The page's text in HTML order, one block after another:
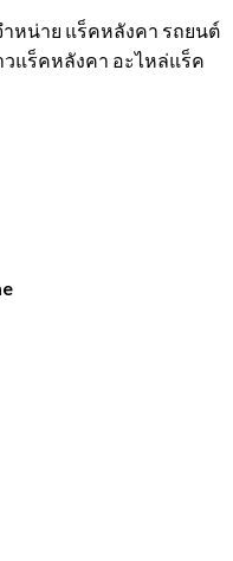
หน่าย แร็คหลังคา รถยนต์
แร็คหลังคา อะไหล่แร็ค